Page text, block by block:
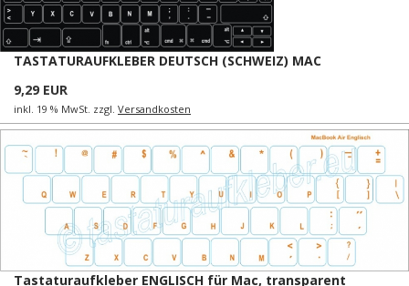
TASTATURAUFKLEBER DEUTSCH (SCHWEIZ) MAC
9,29 EUR
inkl. 19 % MwSt. zzgl. Versandkosten
Tastaturaufkleber ENGLISCH für Mac, transparent